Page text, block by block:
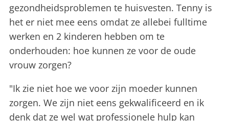
gezondheidsproblemen te huisvesten. Tenny is
het er niet mee eens omdat ze allebei fulltime
werken en 2 kinderen hebben om te
onderhouden: hoe kunnen ze voor de oude
vrouw zorgen?
"Ik zie niet hoe we voor zijn moeder kunnen
zorgen. We zijn niet eens gekwalificeerd en ik
denk dat ze wel wat professionele hulp kan